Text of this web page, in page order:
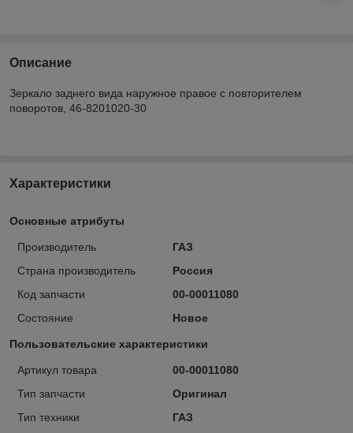
Описание
Зеркало заднего вида наружное правое с повторителем
поворотов, 46-8201020-30
Характеристики
Основные атрибуты
Производитель
ГАЗ
Страна производитель
Россия
Код запчасти
00-00011080
Состояние
Новое
Пользовательские характеристики
Артикул товара
00-00011080
Тип запчасти
Оригинал
Тип техники
ГАЗ